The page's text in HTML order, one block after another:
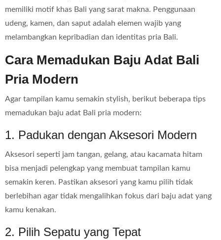
memiliki motif khas Bali yang sarat makna. Penggunaan
udeng, kamen, dan saput adalah elemen wajib yang
melambangkan kepribadian dan identitas pria Bali.
Cara Memadukan Baju Adat Bali
Pria Modern
Agar tampilan kamu semakin stylish, berikut beberapa tips
memadukan baju adat Bali pria modern:
1. Padukan dengan Aksesori Modern
Aksesori seperti jam tangan, gelang, atau kacamata hitam
bisa menjadi pelengkap yang membuat tampilan kamu
semakin keren. Pastikan aksesori yang kamu pilih tidak
berlebihan agar tidak mengalihkan fokus dari baju adat yang
kamu kenakan.
2. Pilih Sepatu yang Tepat